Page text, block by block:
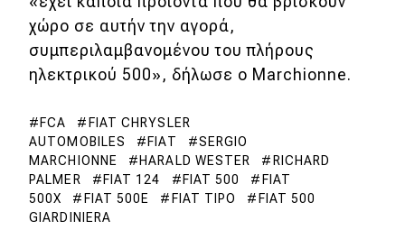
χώρο σε αυτήν την αγορά,
συμπεριλαμβανομένου του πλήρους
ηλεκτρικού 500», δήλωσε ο Marchionne.
FCA
FIAT CHRYSLER
AUTOMOBILES
FIAT
SERGIO
MARCHIONNE
HARALD WESTER
RICHARD
PALMER
FIAT 124 FIAT 500
FIAT
500X
FIAT 500E FIAT TIPO
FIAT 500
GIARDINIERA